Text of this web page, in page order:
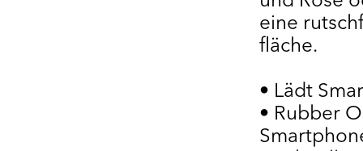
eine
fläche.
• Lädt
• Rubber